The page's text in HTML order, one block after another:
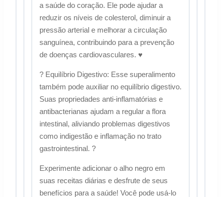
a saúde do coração. Ele pode ajudar a
reduzir os níveis de colesterol, diminuir a
pressão arterial e melhorar a circulação
sanguínea, contribuindo para a prevenção
de doenças cardiovasculares. ♥️
? Equilíbrio Digestivo: Esse superalimento
também pode auxiliar no equilíbrio digestivo.
Suas propriedades anti-inflamatórias e
antibacterianas ajudam a regular a flora
intestinal, aliviando problemas digestivos
como indigestão e inflamação no trato
gastrointestinal. ?️
Experimente adicionar o alho negro em
suas receitas diárias e desfrute de seus
benefícios para a saúde! Você pode usá-lo